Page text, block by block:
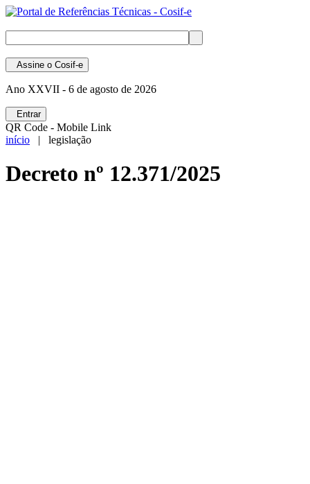
Assine o Cosif-e
Ano XXVII - 6 de agosto de 2026
Entrar
QR Code - Mobile Link
início | legislação
Decreto nº 12.371/2025